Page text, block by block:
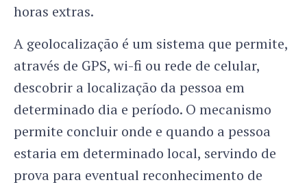
horas extras.
A geolocalização é um sistema que permite,
através de GPS, wi-fi ou rede de celular,
descobrir a localização da pessoa em
determinado dia e período. O mecanismo
permite concluir onde e quando a pessoa
estaria em determinado local, servindo de
prova para eventual reconhecimento de